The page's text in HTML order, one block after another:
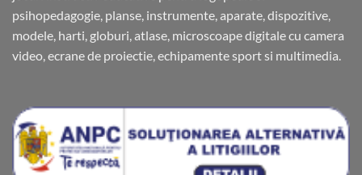
psihopedagogie, planse, instrumente, aparate, dispozitive,
modele, harti, globuri, atlase, microscoape digitale cu camera
video, ecrane de proiectie, echipamente sport si multimedia.